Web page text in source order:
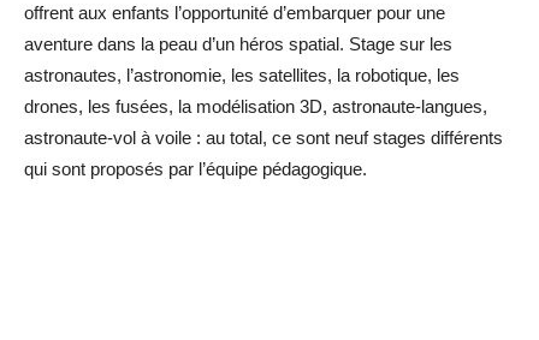
offrent aux enfants l’opportunité d’embarquer pour une
aventure dans la peau d’un héros spatial. Stage sur les
astronautes, l’astronomie, les satellites, la robotique, les
drones, les fusées, la modélisation 3D, astronaute-langues,
astronaute-vol à voile : au total, ce sont neuf stages différents
qui sont proposés par l’équipe pédagogique.